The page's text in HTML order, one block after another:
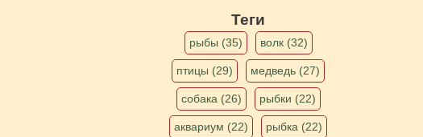
Теги
рыбы (35) волк (32)
птицы (29) медведь (27)
собака (26) рыбки (22)
аквариум (22) рыбка (22)